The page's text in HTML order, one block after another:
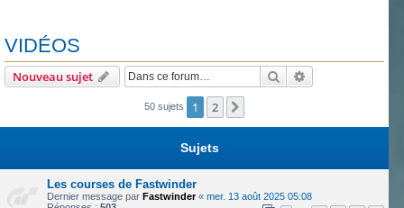
VIDÉOS
Nouveau sujet Rechercher
50 sujets 1 2
Sujets
Les courses de Fastwinder
Dernier message par Fastwinder« mer. 13 août 2025 05:08